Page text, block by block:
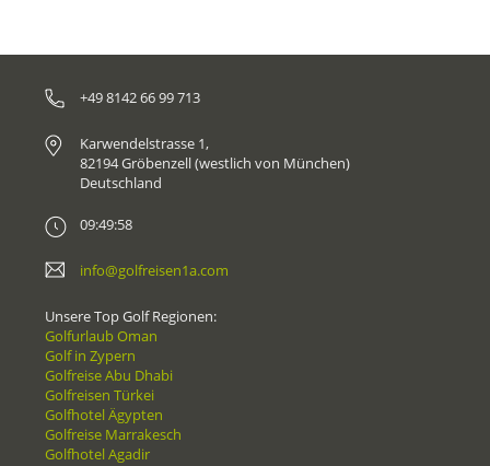
+49 8142 66 99 713
Karwendelstrasse 1,
82194 Gröbenzell (westlich von München)
Deutschland
09:49:58
info@golfreisen1a.com
Unsere Top Golf Regionen:
Golfurlaub Oman
Golf in Zypern
Golfreise Abu Dhabi
Golfreisen Türkei
Golfhotel Ägypten
Golfreise Marrakesch
Golfhotel Agadir